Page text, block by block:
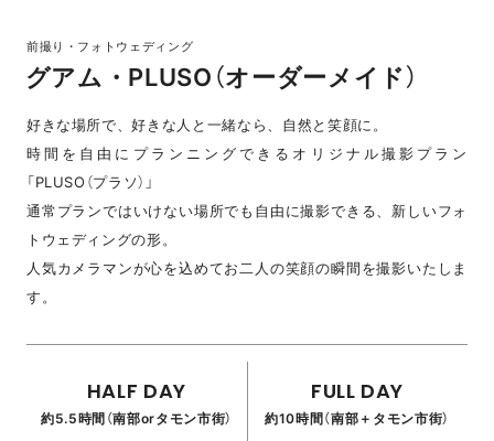
前撮り・フォトウェディング
グアム・PLUSO（オーダーメイド）
好きな場所で、好きな人と一緒なら、自然と笑顔に。
時間を自由にプランニングできるオリジナル撮影プラン
「PLUSO（プラソ）」
通常プランではいけない場所でも自由に撮影できる、新しいフォ
トウェディングの形。
人気カメラマンが心を込めてお二人の笑顔の瞬間を撮影いたしま
す。
HALF DAY
約5.5時間（南部orタモン市街）
FULL DAY
約10時間（南部＋タモン市街）